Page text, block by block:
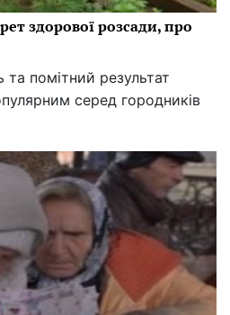
здорової розсади, про
та помітний результат
серед городників